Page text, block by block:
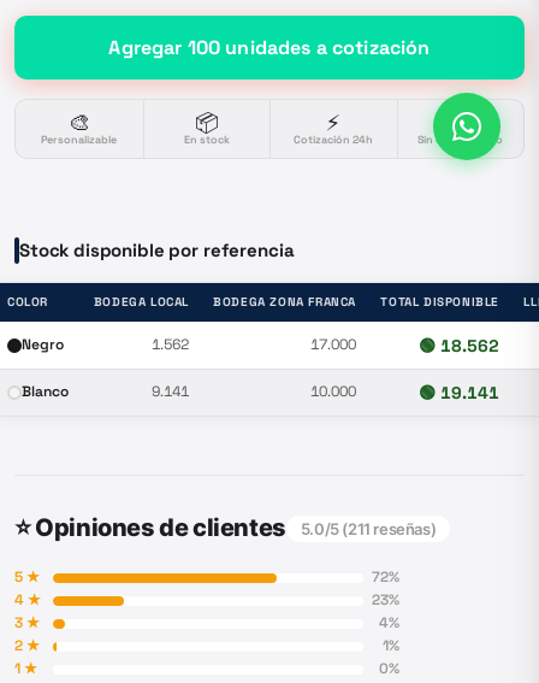
Agregar 100 unidades a cotización
🎨
Personalizable
📦
En stock
⚡
Cotización 24h
🔒
Sin compromiso
Stock disponible por referencia
COLOR BODEGA LOCAL BODEGA ZONA FRANCA TOTAL DISPONIBLE
Negro 1.562 17.000 🟢 18.562
Blanco 9.141 10.000 🟢 19.141
⭐ Opiniones de clientes 5.0/5 (211 reseñas)
5★ 72%
4★ 23%
3★ 4%
2★ 1%
1★ 0%